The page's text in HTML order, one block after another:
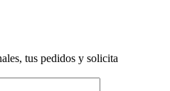
tus pedidos y solicita